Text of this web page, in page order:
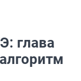
глава